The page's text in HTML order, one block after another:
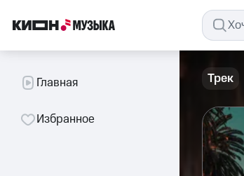
Главная
Избранное
Трек